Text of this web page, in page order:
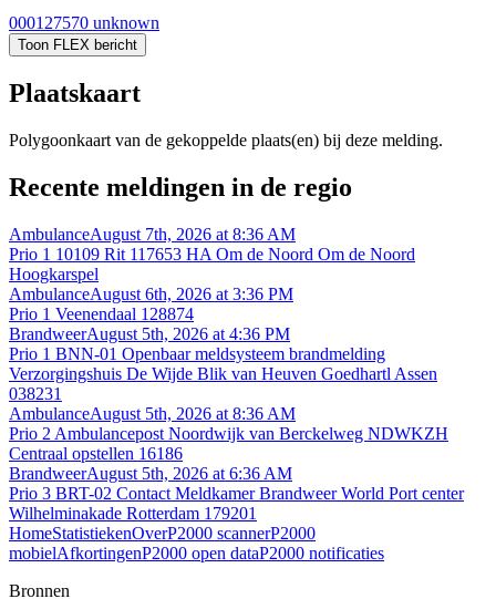
000127570 unknown
Toon FLEX bericht
Plaatskaart
Polygoonkaart van de gekoppelde plaats(en) bij deze melding.
Recente meldingen in de regio
AmbulanceAugust 7th, 2026 at 8:36 AM
Prio 1 10109 Rit 117653 HA Om de Noord Om de Noord
Hoogkarspel
AmbulanceAugust 6th, 2026 at 3:36 PM
Prio 1 Veenendaal 128874
BrandweerAugust 5th, 2026 at 4:36 PM
Prio 1 BNN-01 Openbaar meldsysteem brandmelding
Verzorgingshuis De Wijde Blik van Heuven Goedhartl Assen
038231
AmbulanceAugust 5th, 2026 at 8:36 AM
Prio 2 Ambulancepost Noordwijk van Berckelweg NDWKZH
Centraal opstellen 16186
BrandweerAugust 5th, 2026 at 6:36 AM
Prio 3 BRT-02 Contact Meldkamer Brandweer World Port center
Wilhelminakade Rotterdam 179201
HomeStatistiekenOverP2000 scannerP2000
mobielAfkortingenP2000 open dataP2000 notificaties
Bronnen